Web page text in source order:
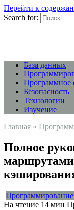
Перейти к
Search for:
База данных
Программное
Безопасность
Технологии
Изучение
Главная »
Полное
Программирование
На чтение 14 мин